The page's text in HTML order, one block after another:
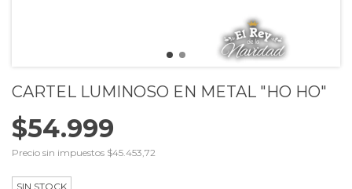
CARTEL LUMINOSO EN METAL "HO HO"
$54.999
Precio sin impuestos $45.453,72
SIN STOCK